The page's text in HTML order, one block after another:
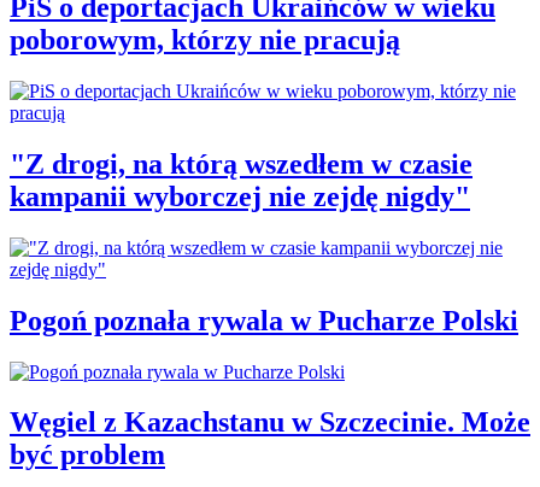
PiS o deportacjach Ukraińców w wieku
poborowym, którzy nie pracują
"Z drogi, na którą wszedłem w czasie
kampanii wyborczej nie zejdę nigdy"
Pogoń poznała rywala w Pucharze Polski
Węgiel z Kazachstanu w Szczecinie. Może
być problem